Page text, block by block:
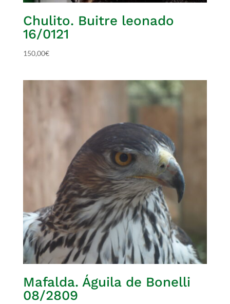
Chulito. Buitre leonado
16/0121
150,00€
Mafalda. Águila de Bonelli
08/2809